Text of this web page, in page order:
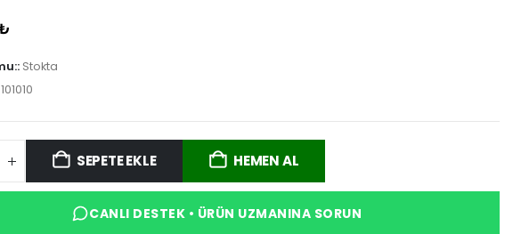
Stokta
101010
SEPETE EKLE HEMEN AL
CANLI DESTEK • ÜRÜN UZMANINA SORUN